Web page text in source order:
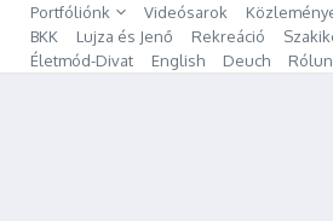
Ugrás a tartalomhoz
Portfóliónk Videósarok
BKK
Lujza és Jenő Rekreáció
Életmód-Divat
English Deuch